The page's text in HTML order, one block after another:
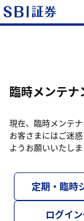
臨時メンテナ
現在、臨時メンテ
お客さまにはご迷
ようお願いいたしま
定期・臨時
ログイ